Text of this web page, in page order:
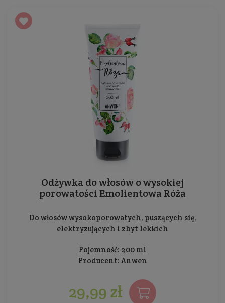
Odżywka do włosów o wysokiej
porowatości Emolientowa Róża
Do włosów wysokoporowatych, puszących się,
elektryzujących i zbyt lekkich
Pojemność: 200 ml
Producent: Anwen
29,99 zł